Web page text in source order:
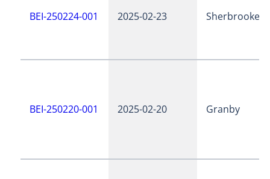
BEI-250224-001 2025-02-23 Sherbrooke
BEI-250220-001 2025-02-20 Granby